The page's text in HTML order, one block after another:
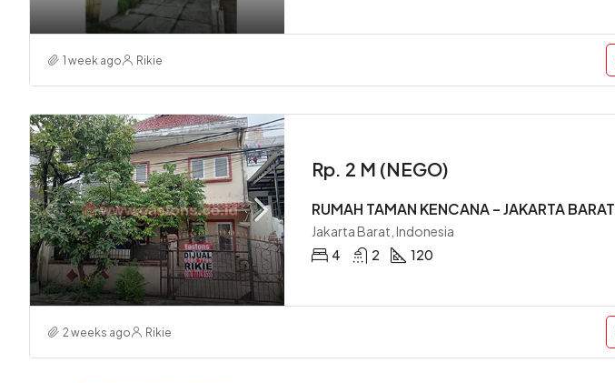
1 week ago Rikie
Rp. 2 M (NEGO)
RUMAH TAMAN KENCANA – JAKARTA BARAT
Jakarta Barat, Indonesia
4
2 120
2 weeks ago Rikie